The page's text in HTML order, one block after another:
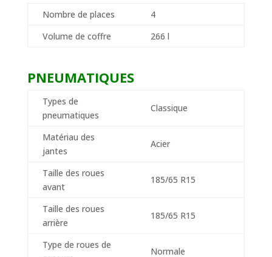
Nombre de places
4
Volume de coffre
266 l
PNEUMATIQUES
Types de
pneumatiques
Classique
Matériau des
jantes
Acier
Taille des roues
avant
185/65 R15
Taille des roues
arrière
185/65 R15
Type de roues de
Normale